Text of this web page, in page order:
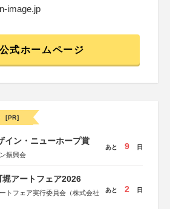
image.jp
公式ホームページ
[PR]
イン・ニューホープ賞
振興会
あと 9 日
アートフェア2026
トフェア実行委員会（株式会社
あと 2 日